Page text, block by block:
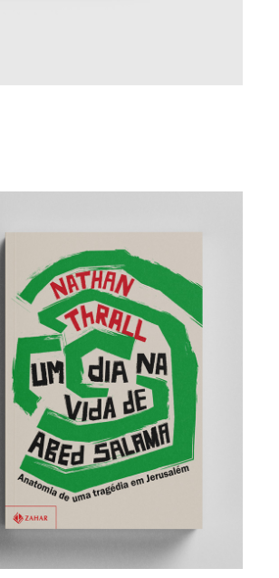
UM DIA NA VIDA DE ABED SALAMA
Nathan Thralll
Capa de livro / Book Cover